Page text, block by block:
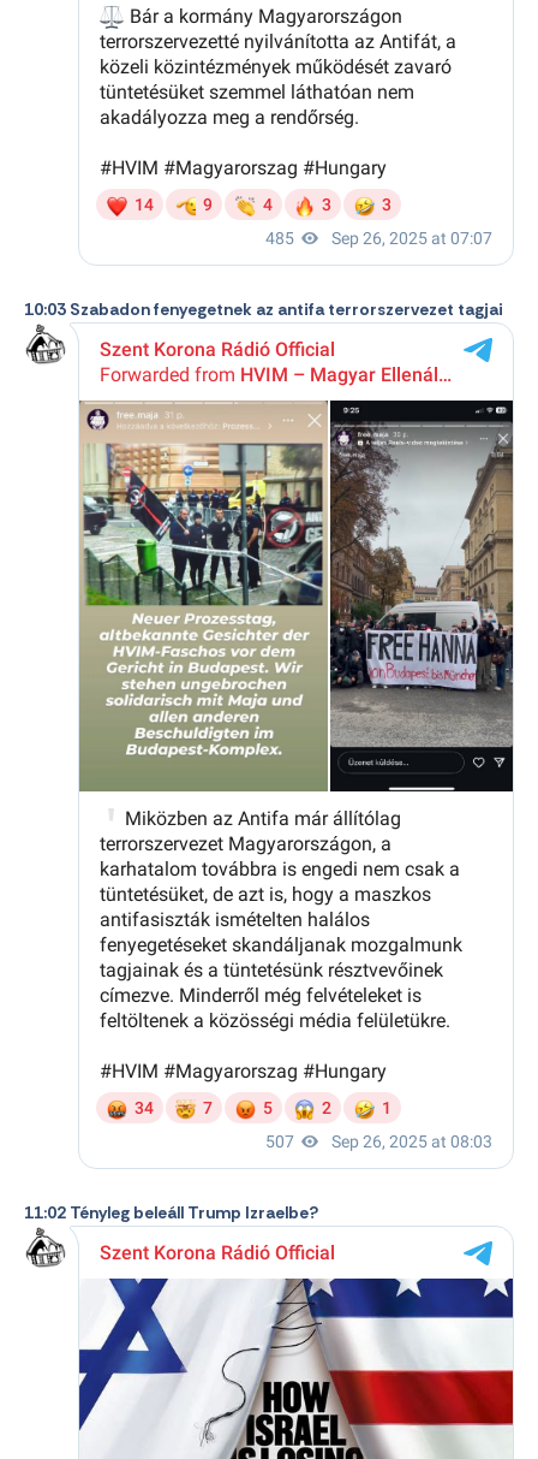
10:03 Szabadon fenyegetnek az antifa terrorszervezet tagjai
11:02 Tényleg beleáll Trump Izraelbe?